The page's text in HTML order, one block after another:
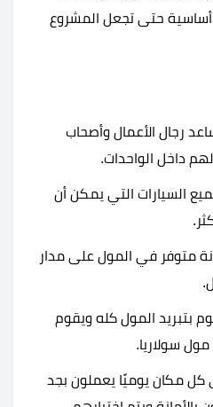
أساسية حتى تجعل المشروع
رجال الأعمال وأصحاب
داخل الواحدات.
السيارات التي يمكن أن
متوفر في المول على مدار
بتبريد المول كله ويقوم
سولاريا.
كل مكان يوميًا يعملون بجد